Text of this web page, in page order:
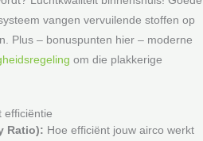
vangen vervuilende stoffen op
Plus – bonuspunten hier – moderne
om die plakkerige
efficiëntie
Ratio): Hoe efficiënt jouw airco werkt